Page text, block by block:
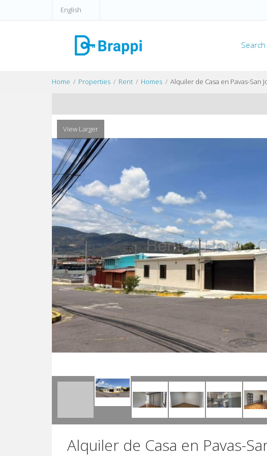
English
Search
Home Properties Rent Homes Alquiler de Casa en Pavas-San
View Larger
Alquiler de Casa en Pavas-